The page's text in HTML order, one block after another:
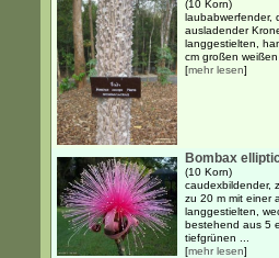
(10 Korn)
laubabwerfender,
ausladender
langgestielten,
cm großen
[mehr lesen]
Bombax
(10 Korn)
caudexbildender,
zu 20 m mit einer
langgestielten,
bestehend aus 5
tiefgrünen ...
[mehr lesen]